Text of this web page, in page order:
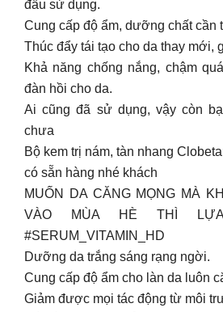
đầu sử dụng.
Cung cấp độ ẩm, dưỡng chất cần
Thúc đẩy tái tạo cho da thay mới,
Khả năng chống nắng, chậm
đàn hồi cho da.
Ai cũng đã sử dụng, vậy còn
chưa
Bộ kem trị nám, tàn nhang
có sẵn hàng nhé khách
MUỐN DA CĂNG MỌNG MÀ
VÀO MÙA HÈ THÌ
#SERUM_VITAMIN_HD
Dưỡng da trắng sáng rạng ngời.
Cung cấp độ ẩm cho làn da luôn
Giảm được mọi tác động từ môi